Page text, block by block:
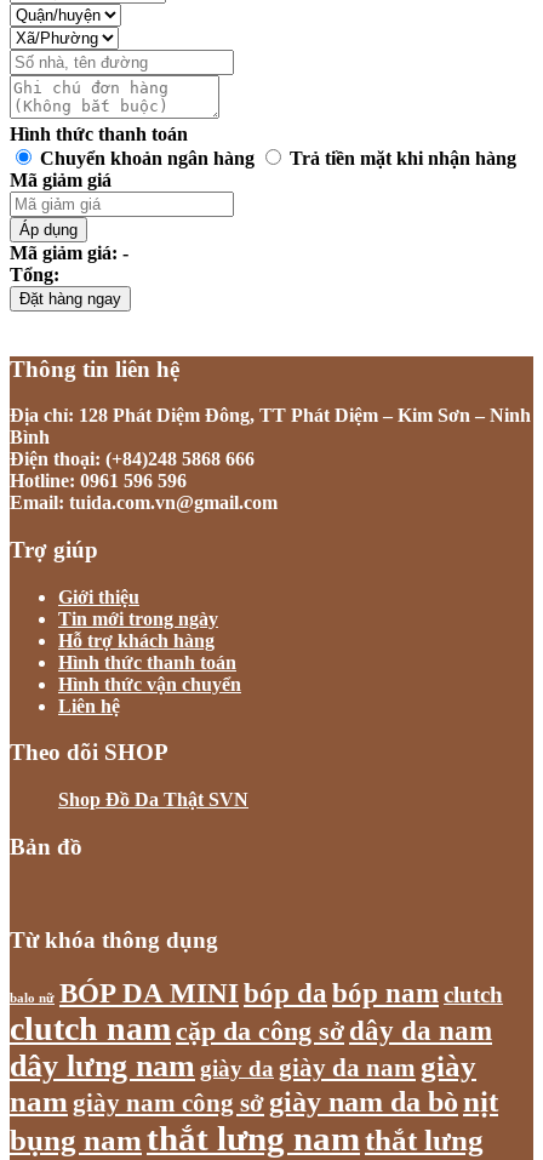
Hình thức thanh toán
Chuyển khoản ngân hàng
Trả tiền mặt khi nhận hàng
Mã giảm giá
Áp dụng
Mã giảm giá: -
Tổng:
Đặt hàng ngay
Thông tin liên hệ
Địa chỉ: 128 Phát Diệm Đông, TT Phát Diệm – Kim Sơn – Ninh
Bình
Điện thoại: (+84)248 5868 666
Hotline: 0961 596 596
Email: tuida.com.vn@gmail.com
Trợ giúp
Giới thiệu
Tin mới trong ngày
Hỗ trợ khách hàng
Hình thức thanh toán
Hình thức vận chuyển
Liên hệ
Theo dõi SHOP
Shop Đồ Da Thật SVN
Bản đồ
Từ khóa thông dụng
balo nữ BÓP DA MINIbóp da bóp nam clutch
clutch nam cặp da công sở dây da nam
dây lưng namgiày da giày da nam giày
nam giày nam công sở giày nam da bònịt
bụng namthắt lưng namthắt lưng